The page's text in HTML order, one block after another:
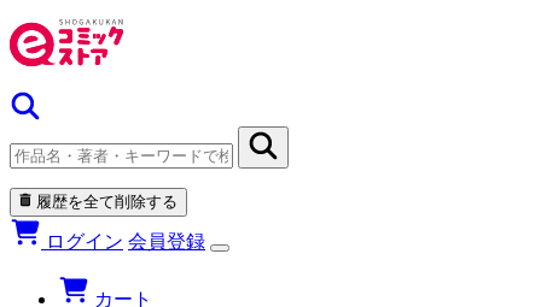
履歴を全て削除する
ログイン 会員登録
カート